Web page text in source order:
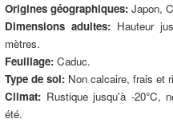
Origines géographiques: Japon,
Dimensions adultes: Hauteur
mètres.
Feuillage: Caduc.
Type de sol: Non calcaire, frais et
Climat: Rustique jusqu'à -20°C,
été.